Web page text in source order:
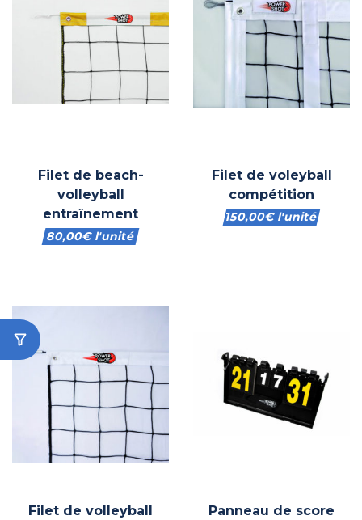
Filet de beach-
volleyball
entraînement
80,00€l'unité
Filet de voleyball
compétition
150,00€l'unité
Filet de volleyball
Panneau de score